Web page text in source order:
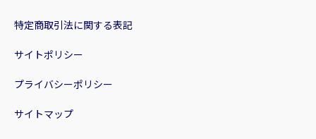
特定商取引法に関する表記
サイトポリシー
プライバシーポリシー
サイトマップ